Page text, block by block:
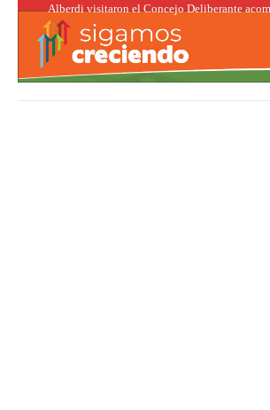
Alberdi visitaron el Concejo Deliberante